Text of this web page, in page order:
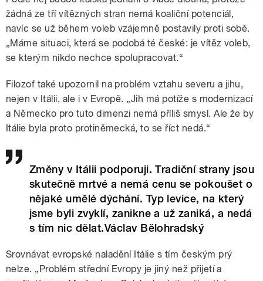
žádná ze tří vítězných stran nemá koaliční potenciál,
navíc se už během voleb vzájemně postavily proti sobě.
„Máme situaci, která se podobá té české: je vítěz voleb,
se kterým nikdo nechce spolupracovat.“
Filozof také upozornil na problém vztahu severu a jihu,
nejen v Itálii, ale i v Evropě. „Jih má potíže s modernizací
a Německo pro tuto dimenzi nemá příliš smysl. Ale že by
Itálie byla proto protiněmecká, to se říct nedá.“
Změny v Itálii podporuji. Tradiční strany jsou
skutečně mrtvé a nemá cenu se pokoušet o
nějaké umělé dýchání. Typ levice, na který
jsme byli zvyklí, zanikne a už zaniká, a nedá
s tím nic dělat.Václav Bělohradský
Srovnávat evropské naladění Itálie s tím českým prý
nelze. „Problém střední Evropy je jiný než přijetí a